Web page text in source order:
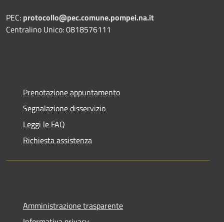
PEC: protocollo@pec.comune.pompei.na.it
Centralino Unico: 0818576111
Prenotazione appuntamento
Segnalazione disservizio
Leggi le FAQ
Richiesta assistenza
Amministrazione trasparente